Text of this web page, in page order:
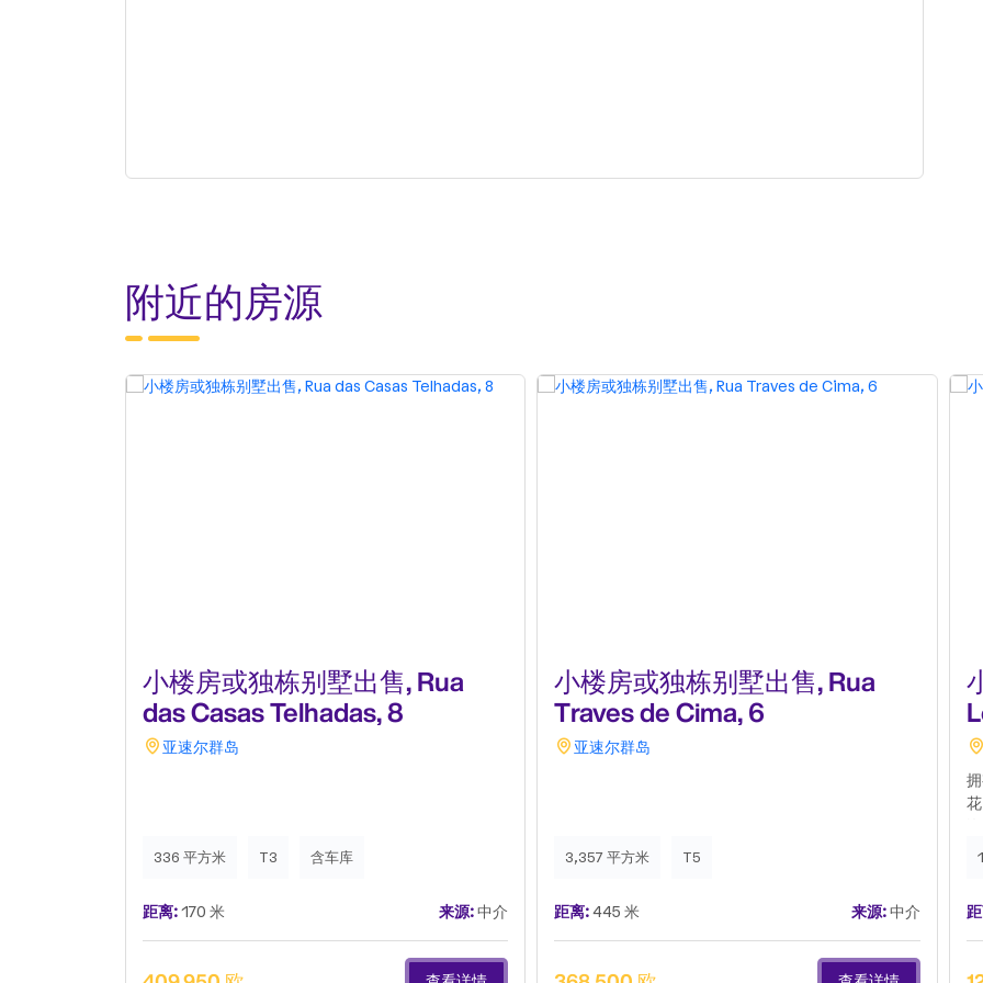
附近的房源
小楼房或独栋别墅出售, Rua
das Casas Telhadas, 8
亚速尔群岛
336 平方米 T3 含车库
距离:170 米 来源:中介
小楼房或独栋别墅出售, Rua
Traves de Cima, 6
亚速尔群岛
3,357 平方米 T5
距离:445 米 来源:中介